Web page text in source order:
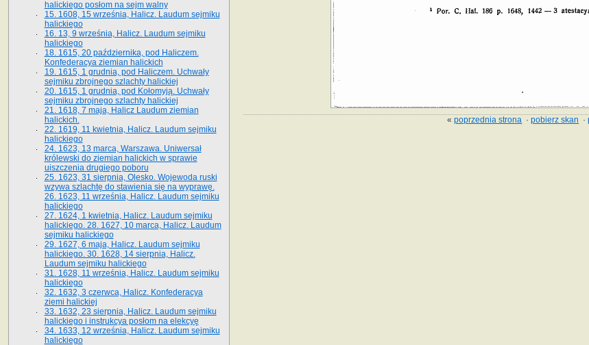
«poprzednia strona ·pobierz skan ·
halickiego posłom na sejm walny
15. 1608, 15 września, Halicz. Laudum sejmiku
halickiego
16. 13, 9 września, Halicz. Laudum sejmiku
halickiego
18. 1615, 20 października, pod Haliczem.
Konfederacya ziemian halickich
19. 1615, 1 grudnia, pod Haliczem. Uchwały
sejmiku zbrojnego szlachty halickiej
20. 1615, 1 grudnia, pod Kołomyją. Uchwały
sejmiku zbrojnego szlachty halickiej
21. 1618, 7 maja, Halicz Laudum ziemian
halickich.
22. 1619, 11 kwietnia, Halicz. Laudum sejmiku
halickiego
24. 1623, 13 marca, Warszawa. Uniwersał
królewski do ziemian halickich w sprawie
uiszczenia drugiego poboru
25. 1623, 31 sierpnia, Olesko. Wojewoda ruski
wzywa szlachtę do stawienia się na wyprawę.
26. 1623, 11 września, Halicz. Laudum sejmiku
halickiego
27. 1624, 1 kwietnia, Halicz. Laudum sejmiku
halickiego. 28. 1627, 10 marca, Halicz. Laudum
sejmiku halickiego
29. 1627, 6 maja, Halicz. Laudum sejmiku
halickiego. 30. 1628, 14 sierpnia, Halicz.
Laudum sejmiku halickiego
31. 1628, 11 września, Halicz. Laudum sejmiku
halickiego
32. 1632, 3 czerwca, Halicz. Konfederacya
ziemi halickiej
33. 1632, 23 sierpnia, Halicz. Laudum sejmiku
halickiego i instrukcya posłom na elekcyę
34. 1633, 12 września, Halicz. Laudum sejmiku
halickiego